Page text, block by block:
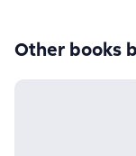
Other books